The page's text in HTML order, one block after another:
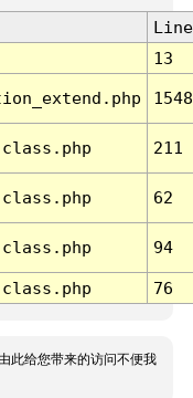
Line
13
1548
211
62
94
76
此给您带来的访问不便我